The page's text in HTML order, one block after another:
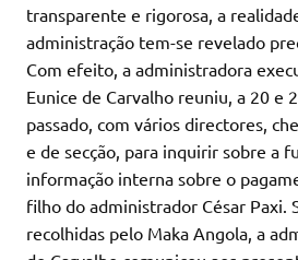
transparente e rigorosa, a
administração tem-se revelado
Com efeito, a administradora
Eunice de Carvalho reuniu, a 20 e
passado, com vários directores,
e de secção, para inquirir sobre a
informação interna sobre o
filho do administrador César Paxi.
recolhidas pelo Maka Angola, a